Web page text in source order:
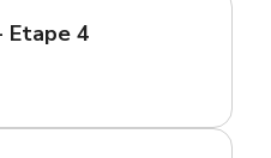
Etape 4